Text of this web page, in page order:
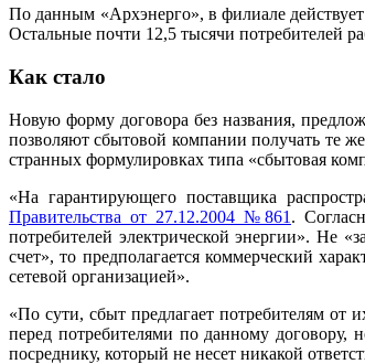
По данным «Архэнерго», в филиале
Остальные почти 12,5 тысячи потребителей
Как стало
Новую форму договора без названия,
позволяют сбытовой компании получать те
странных формулировках типа «сбытовая
«На гарантирующего поставщика
Правительства от 27.12.2004 №861 .
потребителей электрической энергии». Не
счет», то предполагается коммерческий
сетевой организацией».
«По сути, сбыт предлагает потребителям от
перед потребителями по данному договору,
посреднику, который не несет никакой